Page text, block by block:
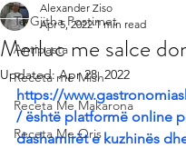
Te Gjitha Postimet
Antipasta
Receta me Mish
Receta Me Makarona
Receta Me Oris
Merluc me salce
Alexander Ziso
Apr 5, 2022 1 min read
Updated:Apr 28, 2022
https://
/ është platformë online
dashamirët e kuzhinës